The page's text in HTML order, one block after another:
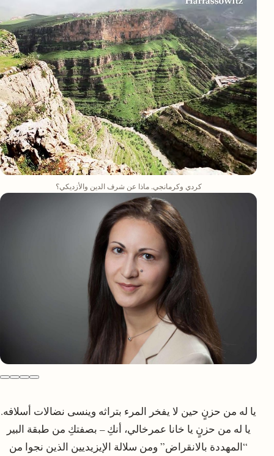
كردي وكرمانجي. ماذا عن شرف الدين والأزديكي؟
يا له من حزنٍ حين لا يفخر المرء بتراثه وينسى نضالات أسلافه.
يا له من حزنٍ يا خانا عمرخالي، أنكِ – بصفتكِ من طبقة البير
“المهددة بالانقراض” ومن سلالة الإيزيديين الذين نجوا من